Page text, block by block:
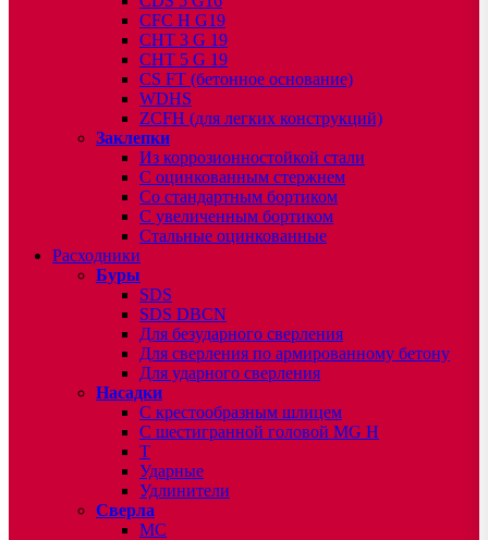
CFC H G19
CHT 3 G 19
CHT 5 G 19
CS FT (бетонное основание)
WDHS
ZCFH (для легких конструкций)
Заклепки
Из коррозионностойкой стали
С оцинкованным стержнем
Со стандартным бортиком
С увеличенным бортиком
Стальные оцинкованные
Расходники
Буры
SDS
SDS DBCN
Для безударного сверления
Для сверления по армированному бетону
Для ударного сверления
Насадки
С крестообразным шлицем
С шестигранной головой MG H
T
Ударные
Удлинители
Сверла
МС